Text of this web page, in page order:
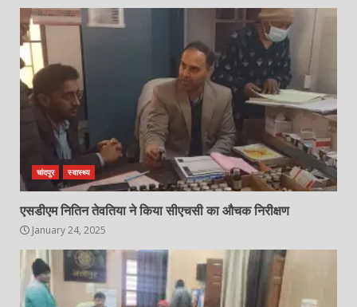
चांदपुर स्वास्थ्य
एसडीएम नितिन तेवतिया ने किया सीएचसी का औचक निरीक्षण
January 24, 2025